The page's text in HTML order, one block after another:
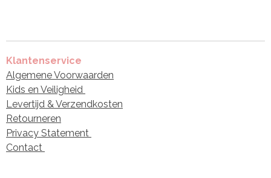
Klantenservice
Algemene Voorwaarden
Kids en Veiligheid
Levertijd & Verzendkosten
Retourneren
Privacy Statement
Contact